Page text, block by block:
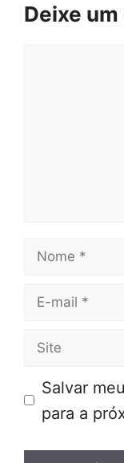
Deixe
Nome
E-
Site
Salvar
para a